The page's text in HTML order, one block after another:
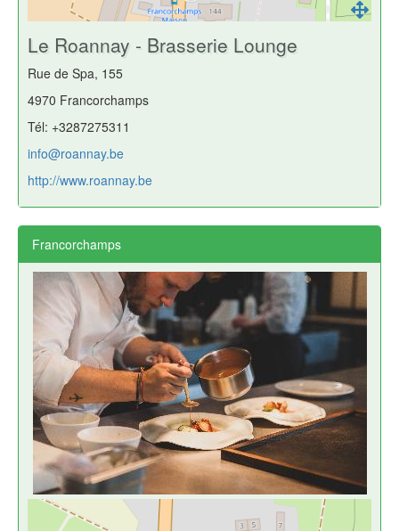
Le Roannay - Brasserie Lounge
Rue de Spa, 155
4970 Francorchamps
Tél: +3287275311
info@roannay.be
http://www.roannay.be
Francorchamps